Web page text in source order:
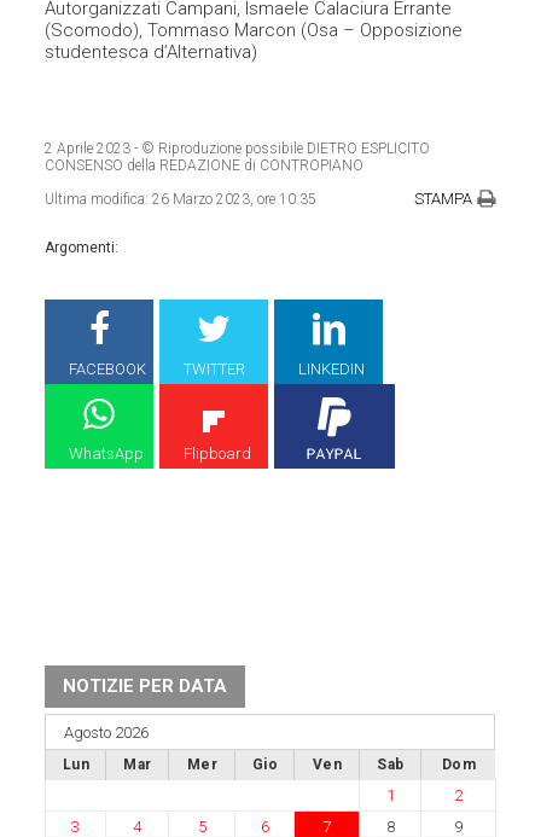
Autorganizzati Campani, Ismaele Calaciura Errante
(Scomodo), Tommaso Marcon (Osa – Opposizione
studentesca d’Alternativa)
2 Aprile 2023 - © Riproduzione possibile DIETRO ESPLICITO
CONSENSO della REDAZIONE di CONTROPIANO
Ultima modifica:26 Marzo 2023, ore 10:35 STAMPA
Argomenti:
FACEBOOK TWITTER LINKEDIN
WhatsApp Flipboard
NOTIZIE PER DATA
Agosto 2026
Lun Mar Mer Gio Ven Sab Dom
1
2
3
4 5 6 7 8
9